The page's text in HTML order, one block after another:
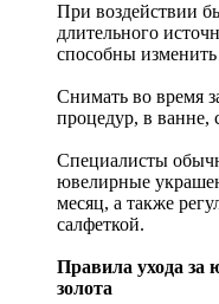
При воздействии
длительного
способны
Снимать во время
процедур, в ванне,
Специалисты
ювелирные
месяц, а также
салфеткой.
Правила ухода за
золота